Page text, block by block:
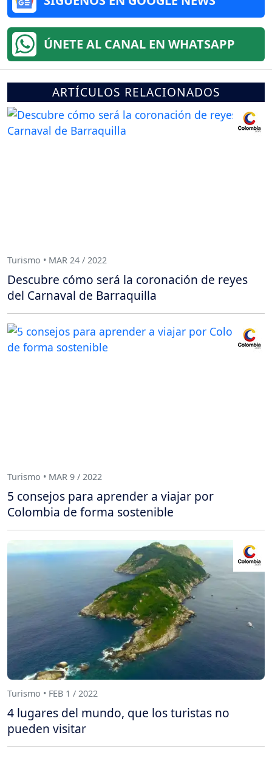
ÚNETE AL CANAL EN WHATSAPP
ARTÍCULOS RELACIONADOS
Turismo • MAR 24 / 2022
Descubre cómo será la coronación de reyes
del Carnaval de Barraquilla
Turismo • MAR 9 / 2022
5 consejos para aprender a viajar por
Colombia de forma sostenible
Turismo • FEB 1 / 2022
4 lugares del mundo, que los turistas no
pueden visitar